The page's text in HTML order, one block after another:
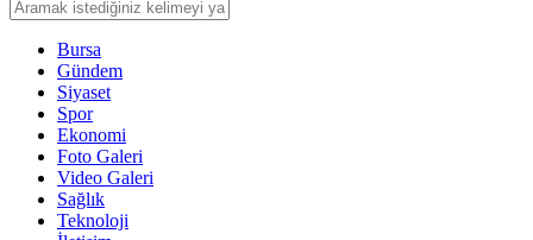
Bursa
Gündem
Siyaset
Spor
Ekonomi
Foto Galeri
Video Galeri
Sağlık
Teknoloji